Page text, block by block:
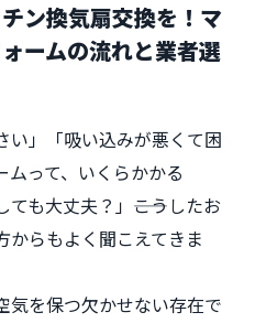
ン換気扇交換を！マ
ームの流れと業者選
い」「吸い込みが悪くて困
ムって、いくらかかる
も大丈夫？」――こうしたお
からもよく聞こえてきま
気を保つ欠かせない存在で